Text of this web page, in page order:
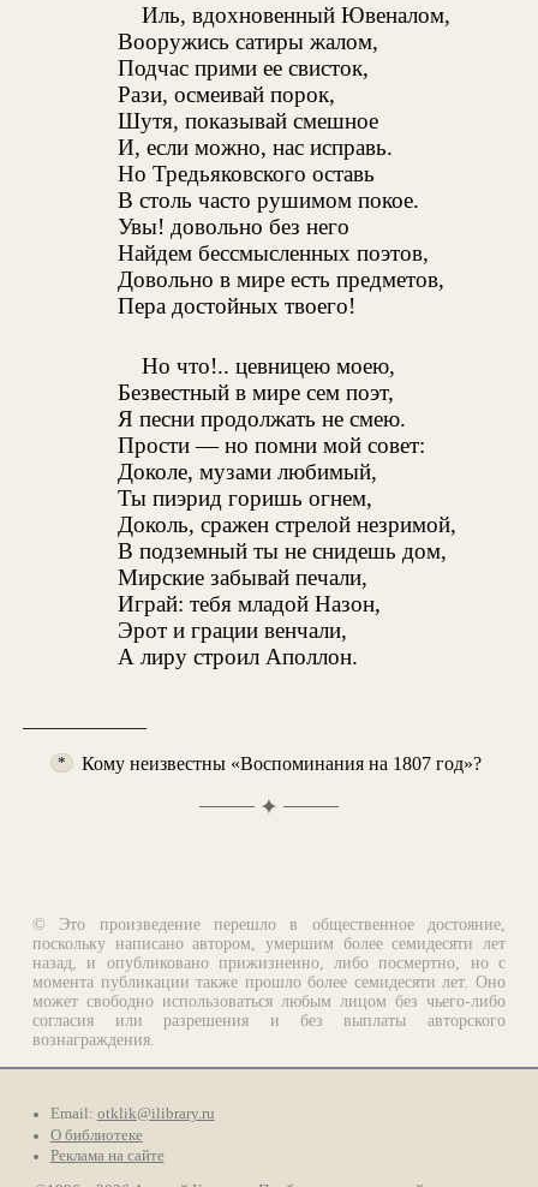
Иль, вдохновенный Ювеналом,
Вооружись сатиры жалом,
Подчас прими ее свисток,
Рази, осмеивай порок,
Шутя, показывай смешное
И, если можно, нас исправь.
Но Тредьяковского оставь
В столь часто рушимом покое.
Увы! довольно без него
Найдем бессмысленных поэтов,
Довольно в мире есть предметов,
Пера достойных твоего!
Но что!.. цевницею моею,
Безвестный в мире сем поэт,
Я песни продолжать не смею.
Прости — но помни мой совет:
Доколе, музами любимый,
Ты пиэрид горишь огнем,
Доколь, сражен стрелой незримой,
В подземный ты не снидешь дом,
Мирские забывай печали,
Играй: тебя младой Назон,
Эрот и грации венчали,
А лиру строил Аполлон.
* Кому неизвестны «Воспоминания на 1807 год»?
✦
© Это произведение перешло в общественное достояние,
поскольку написано автором, умершим более семидесяти лет
назад, и опубликовано прижизненно, либо посмертно, но с
момента публикации также прошло более семидесяти лет. Оно
может свободно использоваться любым лицом без чьего-либо
согласия или разрешения и без выплаты авторского
вознаграждения.
Email: otklik@ilibrary.ru
О библиотеке
Реклама на сайте